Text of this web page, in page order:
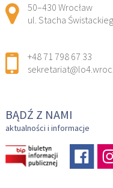
Adres pocztowy:
50–430 Wrocław
ul. Stacha
+48 71 798 67 33
BĄDŹ Z NAMI
aktualności i informacje